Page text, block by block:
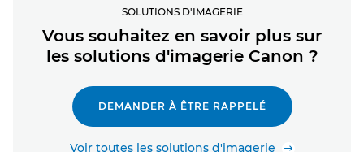
SOLUTIONS D'IMAGERIE
Vous souhaitez en savoir plus sur
les solutions d'imagerie Canon ?
DEMANDER À ÊTRE RAPPELÉ
Voir toutes les solutions d'imagerie